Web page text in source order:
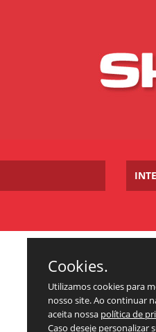
Cookies.
Utilizamos cookies para
nosso site. Ao continuar
aceita nossa política de
Caso deseje personalizar